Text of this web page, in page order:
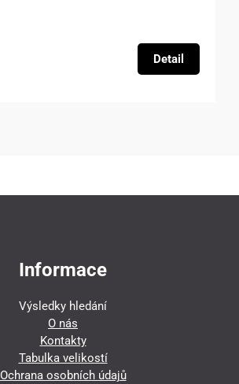
Detail
Informace
Výsledky hledání
O nás
Kontakty
Tabulka velikostí
Ochrana osobních údajů